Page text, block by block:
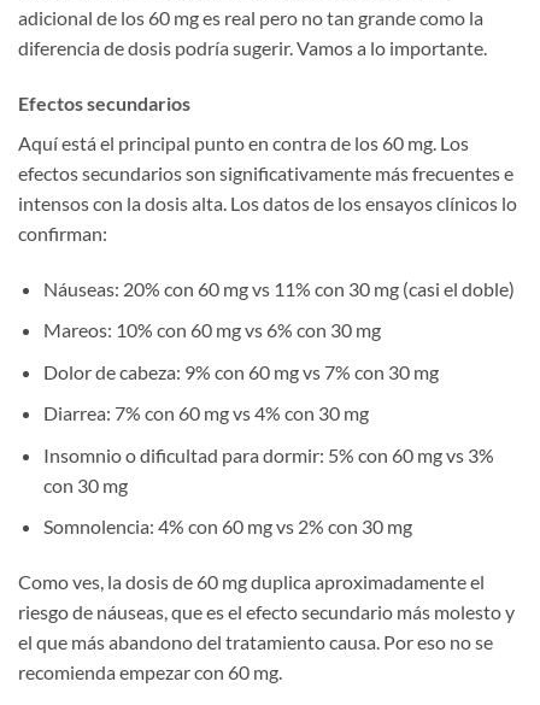
adicional de los 60 mg es real pero no tan grande como la
diferencia de dosis podría sugerir. Vamos a lo importante.
Efectos secundarios
Aquí está el principal punto en contra de los 60 mg. Los
efectos secundarios son significativamente más frecuentes e
intensos con la dosis alta. Los datos de los ensayos clínicos lo
confirman:
Náuseas: 20% con 60 mg vs 11% con 30 mg (casi el doble)
Mareos: 10% con 60 mg vs 6% con 30 mg
Dolor de cabeza: 9% con 60 mg vs 7% con 30 mg
Diarrea: 7% con 60 mg vs 4% con 30 mg
Insomnio o dificultad para dormir: 5% con 60 mg vs 3%
con 30 mg
Somnolencia: 4% con 60 mg vs 2% con 30 mg
Como ves, la dosis de 60 mg duplica aproximadamente el
riesgo de náuseas, que es el efecto secundario más molesto y
el que más abandono del tratamiento causa. Por eso no se
recomienda empezar con 60 mg.